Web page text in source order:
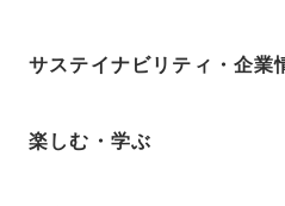
サステイナビリティ・企業
楽しむ・学ぶ